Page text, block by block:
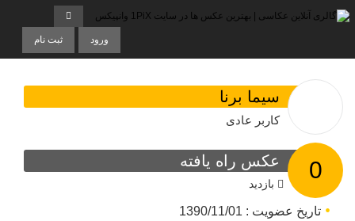
ورود ثبت نام
سیما برنا
کاربر عادی
0 عکس راه یافته
بازدید
تاریخ عضویت : 1390/11/01